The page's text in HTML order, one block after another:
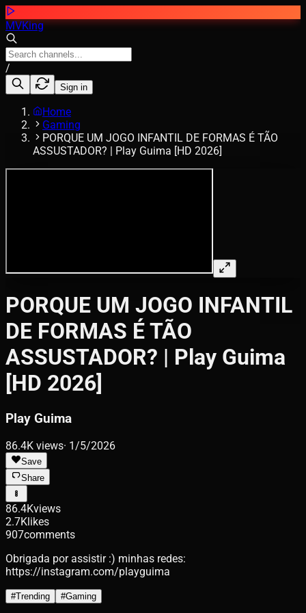
MVKing
/
Sign in
Home
Gaming
PORQUE UM JOGO INFANTIL DE FORMAS É TÃO
ASSUSTADOR? | Play Guima [HD 2026]
PORQUE UM JOGO INFANTIL
DE FORMAS É TÃO
ASSUSTADOR? | Play Guima
[HD 2026]
Play Guima
86.4K views· 1/5/2026
Save
Share
86.4Kviews
2.7Klikes
907comments
Obrigada por assistir :) minhas redes:
https://instagram.com/playguima
#Trending #Gaming